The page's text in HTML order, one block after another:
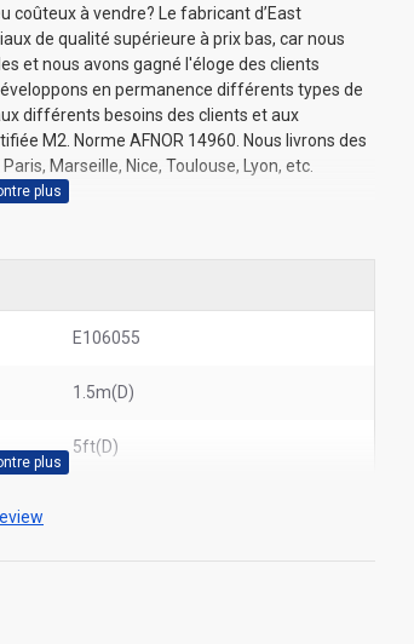
coûteux à vendre? Le fabricant d’East
de qualité supérieure à prix bas, car nous
et nous avons gagné l'éloge des clients
en permanence différents types de
différents besoins des clients et aux
M2. Norme AFNOR 14960​. Nous livrons des
Marseille, Nice, Toulouse, Lyon, etc.
E106055
1.5m(D)
5ft(D)